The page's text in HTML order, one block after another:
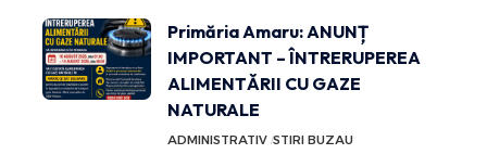
Primăria Amaru: ANUNȚ
IMPORTANT – ÎNTRERUPEREA
ALIMENTĂRII CU GAZE
NATURALE
ADMINISTRATIV STIRI BUZAU